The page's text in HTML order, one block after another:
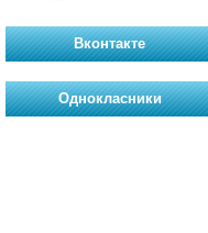
Вконтакте
Однокласники